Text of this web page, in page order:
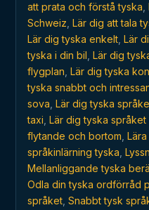
att prata och förstå tyska
Schweiz Lär dig att tala
Lär dig tyska enkelt Lär
tyska i din bil Lär dig
flygplan Lär dig tyska
tyska snabbt och
sova Lär dig tyska
taxi Lär dig tyska språket
flytande och bortom
språkinlärning tyska
Mellanliggande tyska
Odla din tyska ordförråd
språket Snabbt tysk